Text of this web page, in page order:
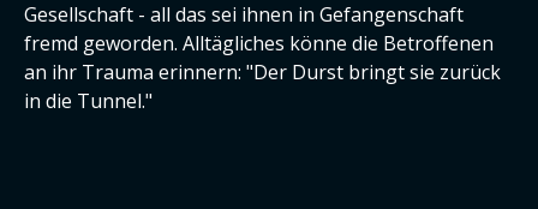
Gesellschaft - all das sei ihnen in Gefangenschaft
fremd geworden. Alltägliches könne die Betroffenen
an ihr Trauma erinnern: "Der Durst bringt sie zurück
in die Tunnel."